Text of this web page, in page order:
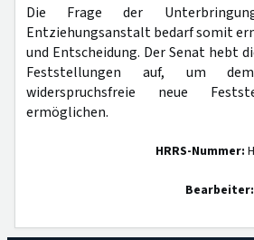
Die Frage der
Entziehungsanstalt bedarf somit
und Entscheidung. Der Senat hebt
Feststellungen auf, um
widerspruchsfreie neue
ermöglichen.
HRRS-Nummer:
Bearbeiter: